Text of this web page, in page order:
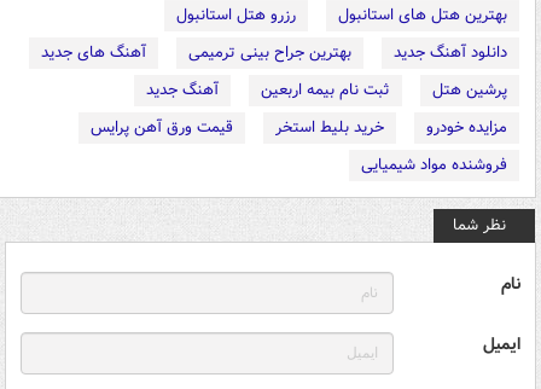
بهترین هتل های استانبول
رزرو هتل استانبول
دانلود آهنگ جدید
بهترین جراح بینی ترمیمی
آهنگ های جدید
پرشین هتل
ثبت نام بیمه اربعین
آهنگ جدید
مزایده خودرو
خرید بلیط استخر
قیمت ورق آهن پرایس
فروشنده مواد شیمیایی
نظر شما
نام
ایمیل